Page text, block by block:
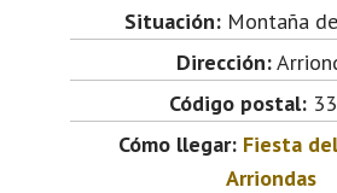
Situación:Montaña
Dirección:
Código postal:
Cómo llegar: Fiesta
Arriondas